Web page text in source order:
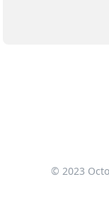
© 2023